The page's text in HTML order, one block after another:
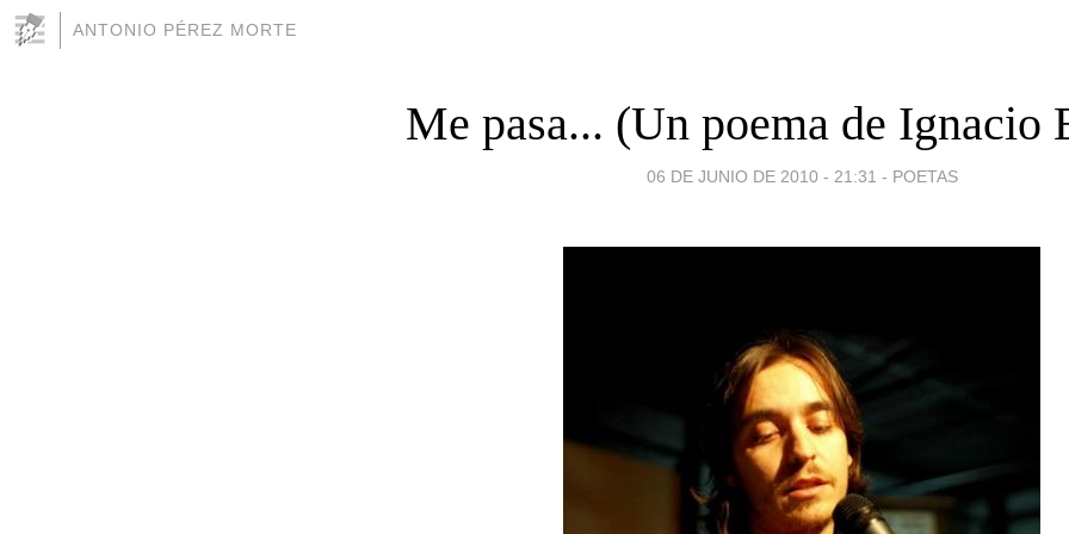
ANTONIO PÉREZ MORTE
Me pasa... (Un poema de Ignacio
06 DE JUNIO DE 2010 - 21:31 - POETAS